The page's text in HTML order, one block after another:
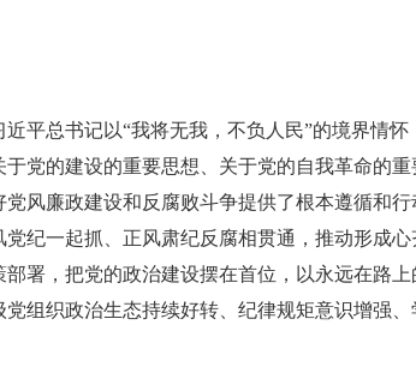
平总书记以“我将无我，不负人民”的境界情
党的建设的重要思想、关于党的自我革命的
风廉政建设和反腐败斗争提供了根本遵循和
纪一起抓、正风肃纪反腐相贯通，推动形成
署，把党的政治建设摆在首位，以永远在路
组织政治生态持续好转、纪律规矩意识增强